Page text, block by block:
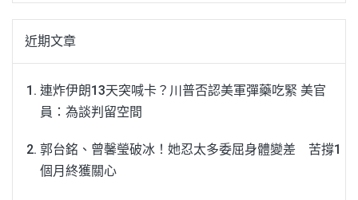
近期文章
連炸伊朗13天突喊卡？川普否認美軍彈藥吃緊 美官
員：為談判留空間
郭台銘、曾馨瑩破冰！她忍太多委屈身體變差 苦撐1
個月終獲關心